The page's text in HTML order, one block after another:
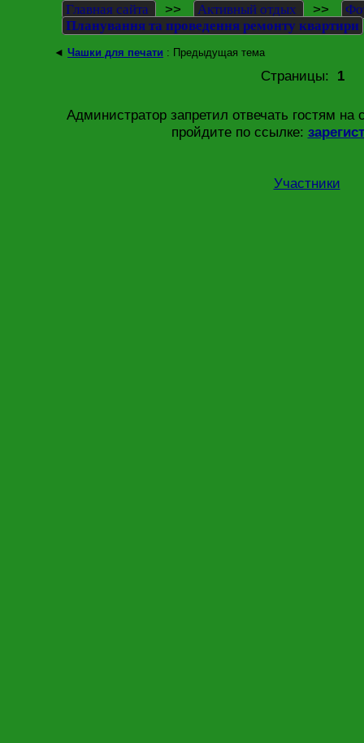
Главная сайта >> Активный отдых >>
Планування та проведення ремонту квартири
◄ Чашки для печати : Предыдущая тема
Страницы: 1
Администратор запретил отвечать гостям
пройдите по ссылке:
Участники